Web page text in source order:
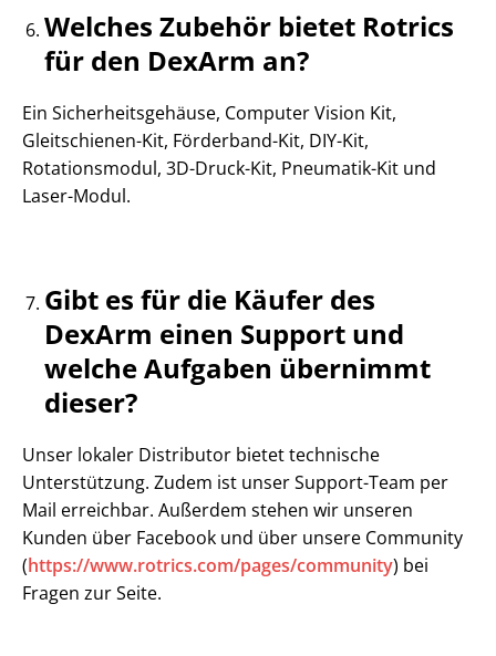
Welches Zubehör bietet Rotrics
für den DexArm an?
Ein Sicherheitsgehäuse, Computer Vision Kit,
Gleitschienen-Kit, Förderband-Kit, DIY-Kit,
Rotationsmodul, 3D-Druck-Kit, Pneumatik-Kit und
Laser-Modul.
Gibt es für die Käufer des
DexArm einen Support und
welche Aufgaben übernimmt
dieser?
Unser lokaler Distributor bietet technische
Unterstützung. Zudem ist unser Support-Team per
Mail erreichbar. Außerdem stehen wir unseren
Kunden über Facebook und über unsere Community
(https://www.rotrics.com/pages/community) bei
Fragen zur Seite.